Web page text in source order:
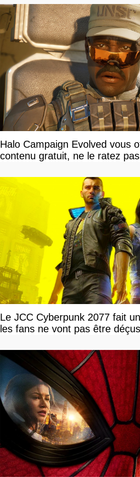
Halo Campaign Evolved vous
contenu gratuit, ne le ratez pas
Le JCC Cyberpunk 2077 fait
les fans ne vont pas être déçus